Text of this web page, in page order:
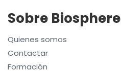
Sobre Biosphere
Quienes somos
Contactar
Formación